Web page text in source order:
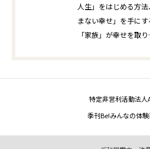
人生」をはじめる方
まない幸せ」を手に
「家族」が幸せを取
特定非営利活動法人
季刊Be!みんなの体